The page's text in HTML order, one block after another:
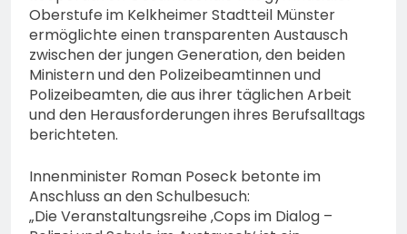
Oberstufe im Kelkheimer Stadtteil Münster
ermöglichte einen transparenten Austausch
zwischen der jungen Generation, den beiden
Ministern und den Polizeibeamtinnen und
Polizeibeamten, die aus ihrer täglichen Arbeit
und den Herausforderungen ihres Berufsalltags
berichteten.
Innenminister Roman Poseck betonte im
Anschluss an den Schulbesuch:
„Die Veranstaltungsreihe ‚Cops im Dialog –